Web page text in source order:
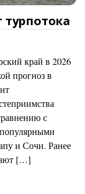
турпотока
край в 2026
прогноз в
с
и Сочи. Ранее
[…]